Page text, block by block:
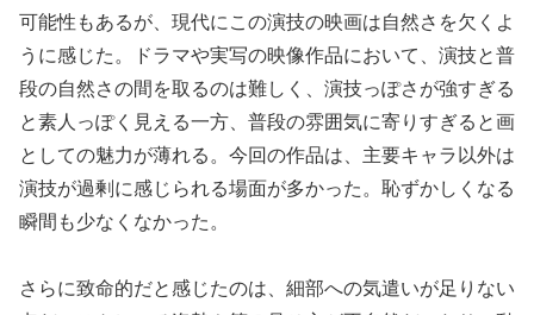
可能性もあるが、現代にこの演技の映画は自然さを欠くよ
うに感じた。ドラマや実写の映像作品において、演技と普
段の自然さの間を取るのは難しく、演技っぽさが強すぎる
と素人っぽく見える一方、普段の雰囲気に寄りすぎると画
としての魅力が薄れる。今回の作品は、主要キャラ以外は
演技が過剰に感じられる場面が多かった。恥ずかしくなる
瞬間も少なくなかった。
さらに致命的だと感じたのは、細部への気遣いが足りない